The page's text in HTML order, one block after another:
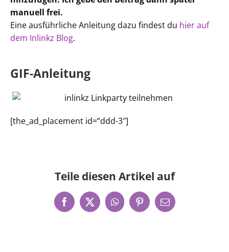
manuell frei.
Eine ausführliche Anleitung dazu findest du hier auf
dem Inlinkz Blog.
GIF-Anleitung
[the_ad_placement id=“ddd-3″]
Teile diesen Artikel auf
Facebook
X WhatsAppPinterest
E-
Mail